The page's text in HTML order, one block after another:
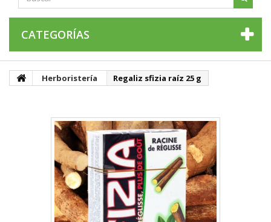
CATEGORÍAS
Herboristería Regaliz sfizia raíz 25 g